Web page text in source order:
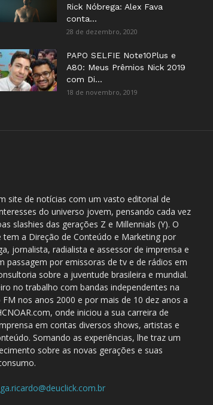
Rick Nóbrega: Alex Fava
conta...
28 de dezembro, 2020
PAPO SELFIE Note10Plus e
A80: Meus Prêmios Nick 2019
com Di...
18 de novembro, 2019
site de notícias com um vasto editorial de
do universo jovem, pensando cada vez
slashies das gerações Z e Millennials (Y). O
tem a Direção de Conteúdo e Marketing por
jornalista, radialista e assessor de imprensa e
passagem por emissoras de tv e de rádios em
sobre a juventude brasileira e mundial.
no trabalho com bandas independentes na
nos anos 2000 e por mais de 10 dez anos a
onde iniciou a sua carreira de
em contas diversos shows, artistas e
Somando as experiências, lhe traz um
sobre as novas gerações e suas